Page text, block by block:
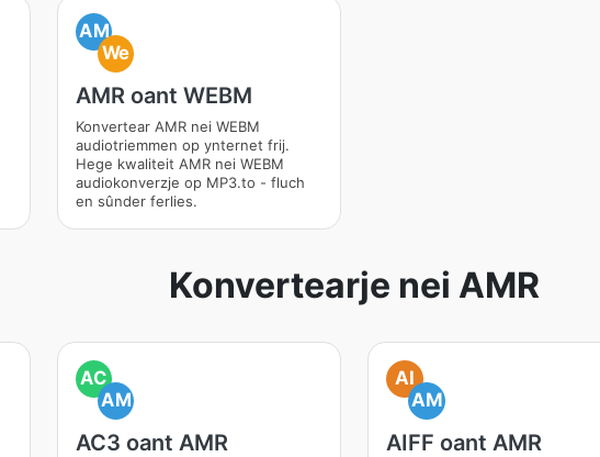
AM
We
AMR oant WEBM
Konvertear AMR nei WEBM
audiotriemmen op ynternet frij.
Hege kwaliteit AMR nei WEBM
audiokonverzje op MP3.to - fluch
en sûnder ferlies.
Konvertearje nei AMR
AC
AM
AC3 oant AMR
AI
AM
AIFF oant AMR